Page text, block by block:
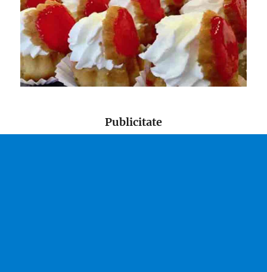
Publicitate